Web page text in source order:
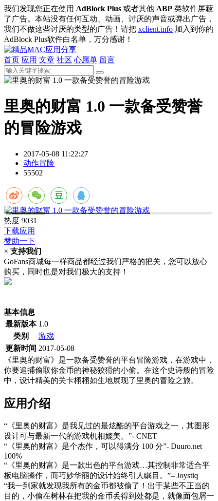
我们发现您正在使用 AdBlock Plus 或者其他 ABP 类软件屏蔽
了广告。本站没有任何互动、动画、讨厌的声音或弹出广告，
我们不做这些讨厌的类型的广告！请把 xclient.info 加入到你的
AdBlock Plus软件白名单，万分感谢！
首页 应用 文章 社区 心愿单 留言
里奥的财富 1.0 一款备受赞誉
的冒险游戏
2017-05-08 11:22:27
动作冒险
55502
热度 9031
下载应用
赞助一下
× 支持我们
GoFans商城每一样商品都经过我们严格的把关，您可以放心
购买，同时也是对我们极大的支持！
基本信息
最新版本 1.0
类别
游戏
更新时间 2017-05-08
《里奥的财富》是一款备受赞誉的平台冒险游戏，在游戏中，
你要追捕偷取你金币的神秘狡猾的小偷。在这个史诗般的冒险
中，设计精美的关卡栩栩如生地展现了里奥的冒险之旅。
应用介绍
“《里奥的财富》是我见过的最炫酷的平台游戏之一，其图形
设计可与最新一代的游戏机相媲美。”- CNET
“《里奥的财富》是个杰作，可以得满分 100 分”- Duuro.net
100%
“《里奥的财富》是一款出色的平台游戏…其控制非常适合平
板电脑操作，而巧妙华丽的设计始终引人瞩目。”– Joystiq
“我一到家就发现我所有的金币都被偷了！出于某些不正当的
目的，小偷在树林在把我的金币丢得到处都是，就像面包屑一